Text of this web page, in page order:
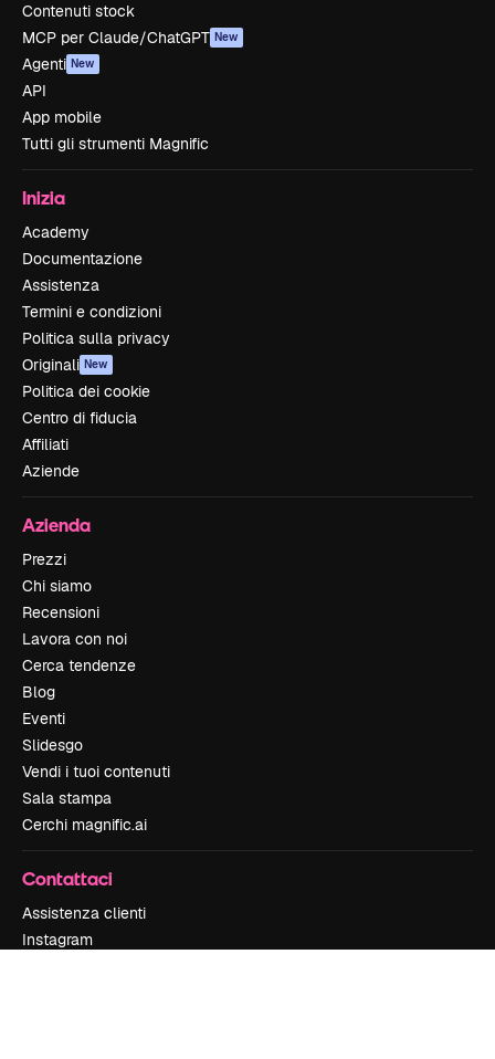
Contenuti stock
MCP per Claude/ChatGPT New
Agenti New
API
App mobile
Tutti gli strumenti Magnific
Inizia
Academy
Documentazione
Assistenza
Termini e condizioni
Politica sulla privacy
Originali New
Politica dei cookie
Centro di fiducia
Affiliati
Aziende
Azienda
Prezzi
Chi siamo
Recensioni
Lavora con noi
Cerca tendenze
Blog
Eventi
Slidesgo
Vendi i tuoi contenuti
Sala stampa
Cerchi magnific.ai
Contattaci
Assistenza clienti
Instagram